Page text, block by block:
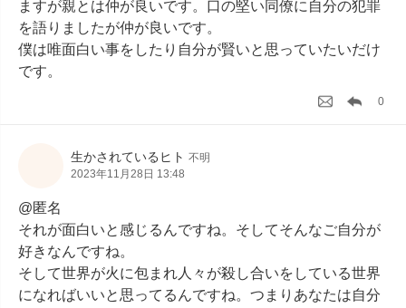
ますが親とは仲が良いです。口の堅い同僚に自分の犯罪
を語りましたが仲が良いです。
僕は唯面白い事をしたり自分が賢いと思っていたいだけ
です。
0
生かされているヒト 不明
2023年11月28日 13:48
@匿名
それが面白いと感じるんですね。そしてそんなご自分が
好きなんですね。
そして世界が火に包まれ人々が殺し合いをしている世界
になればいいと思ってるんですね。つまりあなたは自分